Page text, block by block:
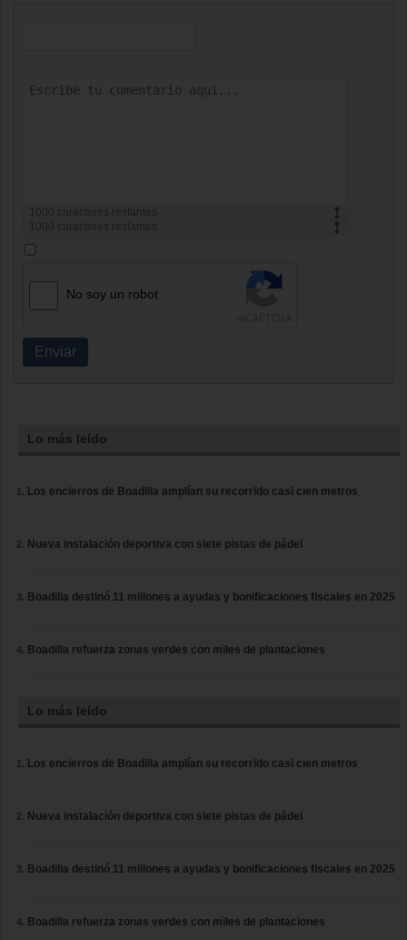
caracteres restantes
caracteres restantes
No soy un robot
Enviar
Lo más leído
Los encierros de Boadilla amplían su recorrido casi cien metros
Nueva instalación deportiva con siete pistas de pádel
Boadilla destinó 11 millones a ayudas y bonificaciones fiscales en 2025
Boadilla refuerza zonas verdes con miles de plantaciones
Lo más leído
Los encierros de Boadilla amplían su recorrido casi cien metros
Nueva instalación deportiva con siete pistas de pádel
Boadilla destinó 11 millones a ayudas y bonificaciones fiscales en 2025
Boadilla refuerza zonas verdes con miles de plantaciones